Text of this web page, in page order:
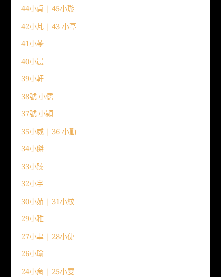
44小貞 | 45小璇
42小芃 | 43 小亭
41小苓
40小晨
39小軒
38號 小儒
37號 小穎
35小威 | 36 小勤
34小傑
33小臻
32小宇
30小茹 | 31小紋
29小雅
27小聿 | 28小倢
26小瑜
24小育 | 25小雯